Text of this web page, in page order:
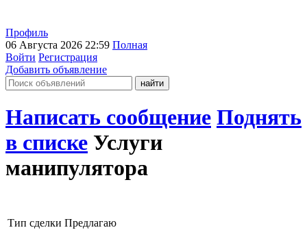
Профиль
06 Августа 2026 22:59 Полная
Войти Регистрация
Добавить объявление
Написать сообщение Поднять
в списке Услуги
манипулятора
Тип сделки Предлагаю